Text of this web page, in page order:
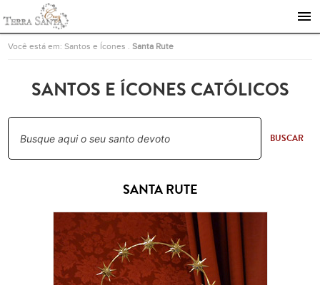
Ir para a página inicial
Você está em:Santos e Ícones .Santa Rute
SANTOS E ÍCONES CATÓLICOS
BUSCAR
SANTA RUTE